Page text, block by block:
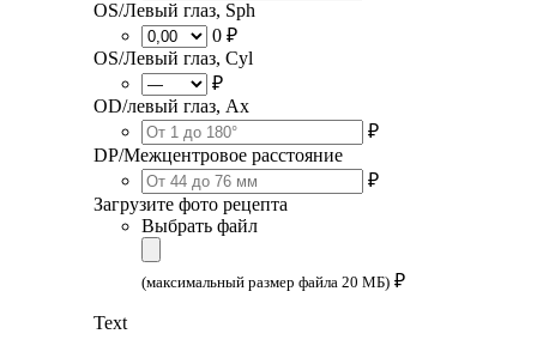
OS/Левый глаз, Sph
0 ₽
OS/Левый глаз, Cyl
₽
OD/левый глаз, Ax
₽
DP/Межцентровое расстояние
₽
Загрузите фото рецепта
Выбрать файл
(максимальный размер файла 20 МБ) ₽
Text